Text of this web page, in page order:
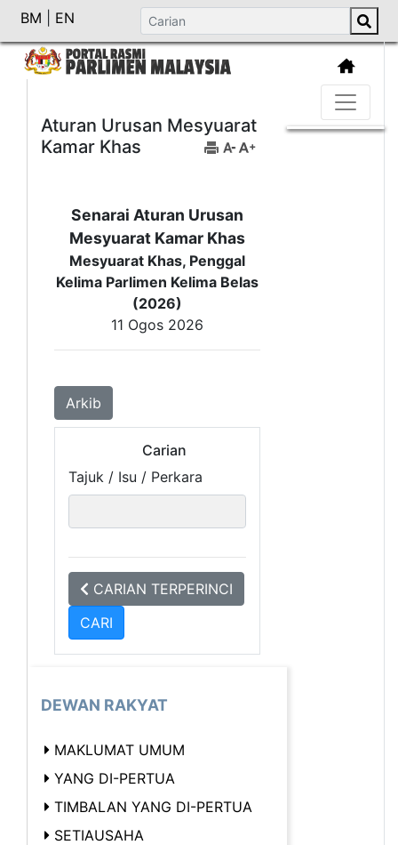
BM EN
Aturan Urusan Mesyuarat
Kamar Khas
Senarai Aturan Urusan
Mesyuarat Kamar Khas
Mesyuarat Khas, Penggal
Kelima Parlimen Kelima Belas
(2026)
11 Ogos 2026
Arkib
Carian
Tajuk / Isu / Perkara
CARIAN TERPERINCI
DEWAN RAKYAT
MAKLUMAT UMUM
YANG DI-PERTUA
TIMBALAN YANG DI-PERTUA
SETIAUSAHA